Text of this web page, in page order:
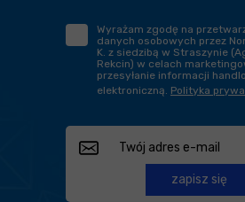
Wyrażam zgodę na
danych osobowych przez
K. z siedzibą w Straszynie
Rekcin) w celach
przesyłanie informacji
elektroniczną. Polityka
zapisz się